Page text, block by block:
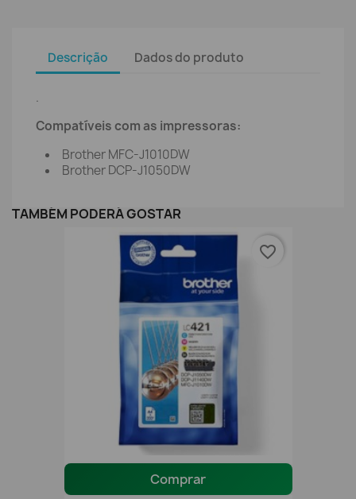
Descrição Dados do produto
.
Compatíveis com as impressoras:
Brother MFC-J1010DW
Brother DCP-J1050DW
TAMBÉM PODERÁ GOSTAR
Comprar
favorite_border